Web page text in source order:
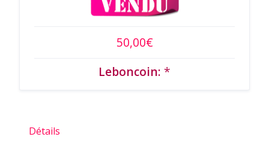
50,00€
Leboncoin: *
Détails